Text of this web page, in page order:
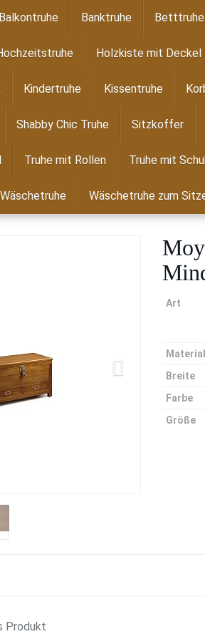
Balkontruhe Banktruhe Betttruhe
Holzkiste mit Deckel
Kindertruhe Kissentruhe
Shabby Chic Truhe Sitzkoffer
Truhe mit Rollen Truhe mit
Wäschetruhe Wäschetruhe zum
Art
Material
Breite
Farbe
Größe
Produkt